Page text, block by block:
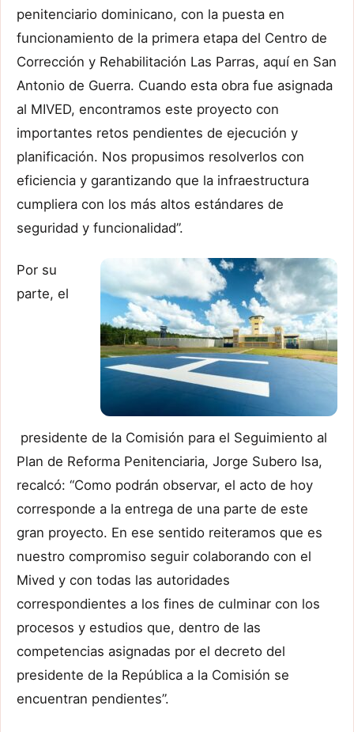
penitenciario dominicano, con la puesta en
funcionamiento de la primera etapa del Centro de
Corrección y Rehabilitación Las Parras, aquí en San
Antonio de Guerra. Cuando esta obra fue asignada
al MIVED, encontramos este proyecto con
importantes retos pendientes de ejecución y
planificación. Nos propusimos resolverlos con
eficiencia y garantizando que la infraestructura
cumpliera con los más altos estándares de
seguridad y funcionalidad”.
Por su
parte, el
presidente de la Comisión para el Seguimiento al
Plan de Reforma Penitenciaria, Jorge Subero Isa,
recalcó: “Como podrán observar, el acto de hoy
corresponde a la entrega de una parte de este
gran proyecto. En ese sentido reiteramos que es
nuestro compromiso seguir colaborando con el
Mived y con todas las autoridades
correspondientes a los fines de culminar con los
procesos y estudios que, dentro de las
competencias asignadas por el decreto del
presidente de la República a la Comisión se
encuentran pendientes”.